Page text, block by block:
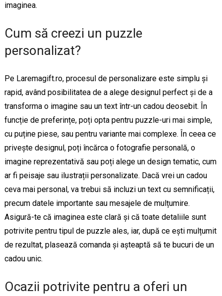
imaginea.
Cum să creezi un puzzle
personalizat?
Pe Laremagift.ro, procesul de personalizare este simplu și
rapid, având posibilitatea de a alege designul perfect și de a
transforma o imagine sau un text într-un cadou deosebit. În
funcție de preferințe, poți opta pentru puzzle-uri mai simple,
cu puține piese, sau pentru variante mai complexe. În ceea ce
privește designul, poți încărca o fotografie personală, o
imagine reprezentativă sau poți alege un design tematic, cum
ar fi peisaje sau ilustrații personalizate. Dacă vrei un cadou
ceva mai personal, va trebui să incluzi un text cu semnificații,
precum datele importante sau mesajele de mulțumire.
Asigură-te că imaginea este clară și că toate detaliile sunt
potrivite pentru tipul de puzzle ales, iar, după ce ești mulțumit
de rezultat, plasează comanda și așteaptă să te bucuri de un
cadou unic.
Ocazii potrivite pentru a oferi un